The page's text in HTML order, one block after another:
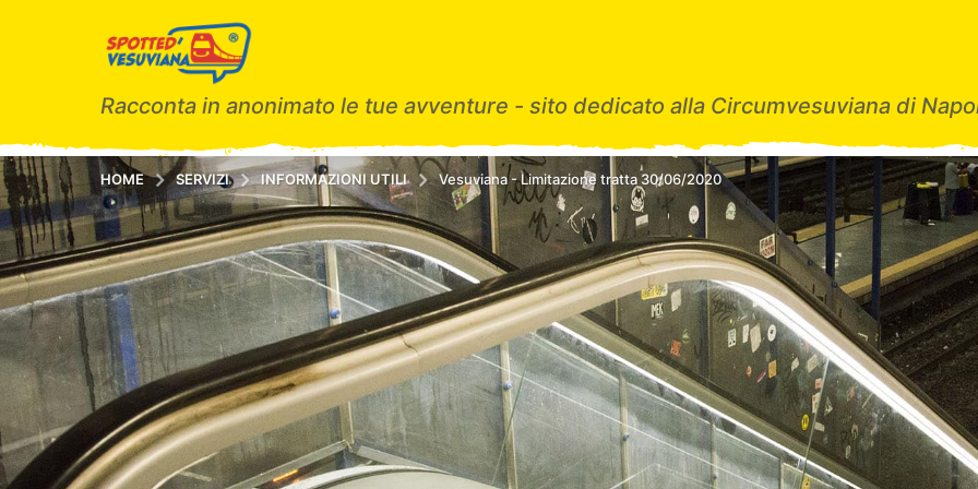
Racconta in anonimato le tue avventure - sito dedicato alla Circumvesuviana di
HOME SERVIZI INFORMAZIONI UTILI Vesuviana - Limitazione tratta 30/06/2020